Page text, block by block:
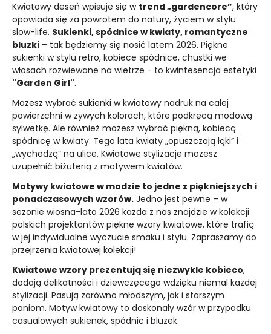
Kwiatowy deseń wpisuje się w trend „gardencore”, który
opowiada się za powrotem do natury, życiem w stylu
slow-life. Sukienki, spódnice w kwiaty, romantyczne
bluzki – tak będziemy się nosić latem 2026. Piękne
sukienki w stylu retro, kobiece spódnice, chustki we
włosach rozwiewane na wietrze - to kwintesencja estetyki
"Garden Girl".
Możesz wybrać sukienki w kwiatowy nadruk na całej
powierzchni w żywych kolorach, które podkręcą modową
sylwetkę. Ale również możesz wybrać piękną, kobiecą
spódnicę w kwiaty. Tego lata kwiaty „opuszczają łąki” i
„wychodzą” na ulice. Kwiatowe stylizacje możesz
uzupełnić biżuterią z motywem kwiatów.
Motywy kwiatowe w modzie to jedne z piękniejszych i
ponadczasowych wzorów. Jedno jest pewne – w
sezonie wiosna-lato 2026 każda z nas znajdzie w kolekcji
polskich projektantów piękne wzory kwiatowe, które trafią
w jej indywidualne wyczucie smaku i stylu. Zapraszamy do
przejrzenia kwiatowej kolekcji!
Kwiatowe wzory prezentują się niezwykle kobieco,
dodają delikatności i dziewczęcego wdzięku niemal każdej
stylizacji. Pasują zarówno młodszym, jak i starszym
paniom. Motyw kwiatowy to doskonały wzór w przypadku
casualowych sukienek, spódnic i bluzek.